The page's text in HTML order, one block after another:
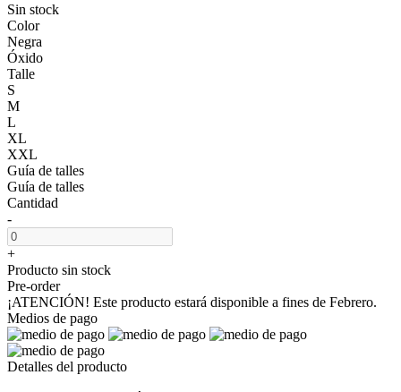
Sin stock
Color
Negra
Óxido
Talle
S
M
L
XL
XXL
Guía de talles
Guía de talles
Cantidad
-
+
Producto sin stock
Pre-order
¡ATENCIÓN! Este producto estará disponible a fines de Febrero.
Medios de pago
Detalles del producto